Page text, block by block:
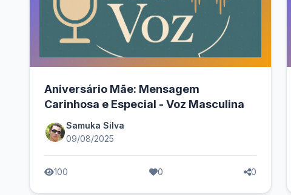
Aniversário Mãe: Mensagem
Carinhosa e Especial - Voz Masculina
Samuka Silva
09/08/2025
100 0 0